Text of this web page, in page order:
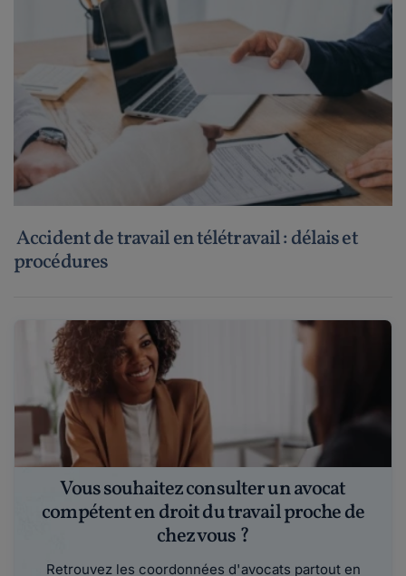
Accident de travail en télétravail : délais et
procédures
Vous souhaitez consulter un avocat
compétent en droit du travail proche de
chez vous ?
Retrouvez les coordonnées d'avocats partout en